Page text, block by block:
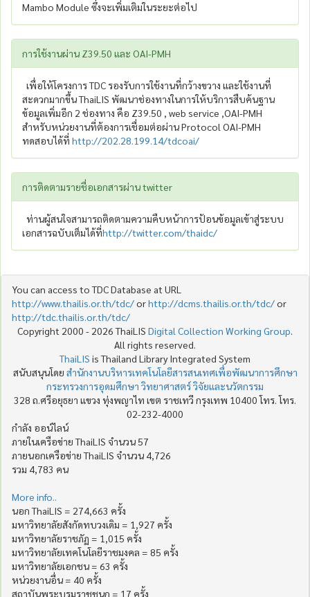
Mambo Module ซึ่งจะเพิ่มเติมในระยะต่อไป
การใช้งานผ่าน Z39.50 และ OAI-PMH
เพื่อให้โครงการ TDC รองรับการใช้งานที่กว้างขวาง และใช้งานที่
สะดวกมากขึ้น ThaiLIS พัฒนาช่องทางในการให้บริการสืบค้นฐาน
ข้อมูลเพิ่มอีก 2 ช่องทาง คือ Z39.50 , web service ,OAI-PMH
สำหรับหน่วยงานที่ต้องการเชื่อมต่อผ่าน Protocol OAI-PMH
ทดสอบได้ที่ http://202.28.199.14/tdcoai/
การติดตามรายชื่อเอกสารผ่าน twitter
ท่านผู้สนใจสามารถติดตามความคืบหน้าการป้อนข้อมูลเข้าสู่ระบบ
เอกสารฉบับเต็มได้ที่http://twitter.com/thaidc/
You can access to TDC Database at URL
http://www.thailis.or.th/tdc/orhttp://dcms.thailis.or.th/tdc/or
http://tdc.thailis.or.th/tdc/
Copyright 2000 - 2026 ThaiLIS Digital Collection Working Group.
All rights reserved.
ThaiLIS is Thailand Library Integrated System
สนับสนุนโดย สำนักงานบริหารเทคโนโลยีสารสนเทศเพื่อพัฒนาการศึกษา
กระทรวงการอุดมศึกษา วิทยาศาสตร์ วิจัยและนวัตกรรม
328 ถ.ศรีอยุธยา แขวง ทุ่งพญาไท เขต ราชเทวี กรุงเทพ 10400 โทร. โทร.
02-232-4000
กำลัง ออน์ไลน์
ภายในเครือข่าย ThaiLIS จำนวน 57
ภายนอกเครือข่าย ThaiLIS จำนวน 4,726
รวม 4,783 คน
More info..
นอก ThaiLIS = 274,663 ครั้ง
มหาวิทยาลัยสังกัดทบวงเดิม = 1,927 ครั้ง
มหาวิทยาลัยราชภัฏ = 1,015 ครั้ง
มหาวิทยาลัยเทคโนโลยีราชมงคล = 85 ครั้ง
มหาวิทยาลัยเอกชน = 63 ครั้ง
หน่วยงานอื่น = 40 ครั้ง
สถาบันพระบรมราชชนก = 17 ครั้ง